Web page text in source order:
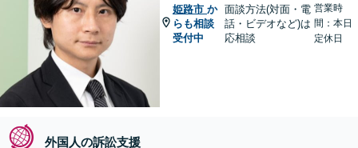
姫路市 か
らも相談
受付中
面談方法(対面・電
話・ビデオなど)は
応相談
営業時
間：本日
定休日
外国人の訴訟支援